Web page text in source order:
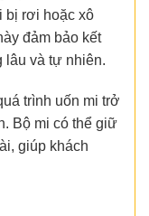
bị rơi hoặc xô
đảm bảo kết
lâu và tự nhiên.
trình uốn mi trở
Bộ mi có thể giữ
giúp khách